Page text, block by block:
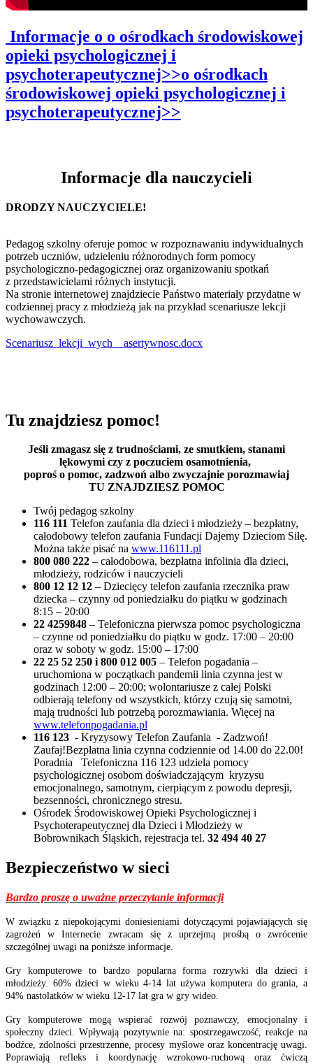
Informacje o o ośrodkach środowiskowej
opieki psychologicznej i
psychoterapeutycznej>>o ośrodkach
środowiskowej opieki psychologicznej i
psychoterapeutycznej>>
Informacje dla nauczycieli
DRODZY NAUCZYCIELE!
Pedagog szkolny oferuje pomoc w rozpoznawaniu indywidualnych
potrzeb uczniów, udzieleniu różnorodnych form pomocy
psychologiczno-pedagogicznej oraz organizowaniu spotkań
z przedstawicielami różnych instytucji.
Na stronie internetowej znajdziecie Państwo materiały przydatne w
codziennej pracy z młodzieżą jak na przykład scenariusze lekcji
wychowawczych.
Scenariusz_lekcji_wych__asertywnosc.docx
Tu znajdziesz pomoc!
Jeśli zmagasz się z trudnościami, ze smutkiem, stanami
lękowymi czy z poczuciem osamotnienia,
poproś o pomoc, zadzwoń albo zwyczajnie porozmawiaj
TU ZNAJDZIESZ POMOC
Twój pedagog szkolny
116 111 Telefon zaufania dla dzieci i młodzieży – bezpłatny,
całodobowy telefon zaufania Fundacji Dajemy Dzieciom Siłę.
Można także pisać na www.116111.pl
800 080 222 – całodobowa, bezpłatna infolinia dla dzieci,
młodzieży, rodziców i nauczycieli
800 12 12 12 – Dziecięcy telefon zaufania rzecznika praw
dziecka – czynny od poniedziałku do piątku w godzinach
8:15 – 20:00
22 4259848 – Telefoniczna pierwsza pomoc psychologiczna
– czynne od poniedziałku do piątku w godz. 17:00 – 20:00
oraz w soboty w godz. 15:00 – 17:00
22 25 52 250 i 800 012 005 – Telefon pogadania –
uruchomiona w początkach pandemii linia czynna jest w
godzinach 12:00 – 20:00; wolontariusze z całej Polski
odbierają telefony od wszystkich, którzy czują się samotni,
mają trudności lub potrzebą porozmawiania. Więcej na
www.telefonpogadania.pl
116 123 - Kryzysowy Telefon Zaufania - Zadzwoń!
Zaufaj!Bezpłatna linia czynna codziennie od 14.00 do 22.00!
Poradnia Telefoniczna 116 123 udziela pomocy
psychologicznej osobom doświadczającym kryzysu
emocjonalnego, samotnym, cierpiącym z powodu depresji,
bezsenności, chronicznego stresu.
Ośrodek Środowiskowej Opieki Psychologicznej i
Psychoterapeutycznej dla Dzieci i Młodzieży w
Bobrownikach Śląskich, rejestracja tel. 32 494 40 27
Bezpieczeństwo w sieci
Bardzo proszę o uważne przeczytanie informacji
W związku z niepokojącymi doniesieniami dotyczącymi pojawiających się
zagrożeń w Internecie zwracam się z uprzejmą prośbą o zwrócenie
szczególnej uwagi na poniższe informacje.
Gry komputerowe to bardzo popularna forma rozrywki dla dzieci i
młodzieży. 60% dzieci w wieku 4-14 lat używa komputera do grania, a
94% nastolatków w wieku 12-17 lat gra w gry wideo.
Gry komputerowe mogą wspierać rozwój poznawczy, emocjonalny i
społeczny dzieci. Wpływają pozytywnie na: spostrzegawczość, reakcje na
bodźce, zdolności przestrzenne, procesy myślowe oraz koncentrację uwagi.
Poprawiają refleks i koordynację wzrokowo-ruchową oraz ćwiczą